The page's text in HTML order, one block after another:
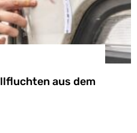
aus dem